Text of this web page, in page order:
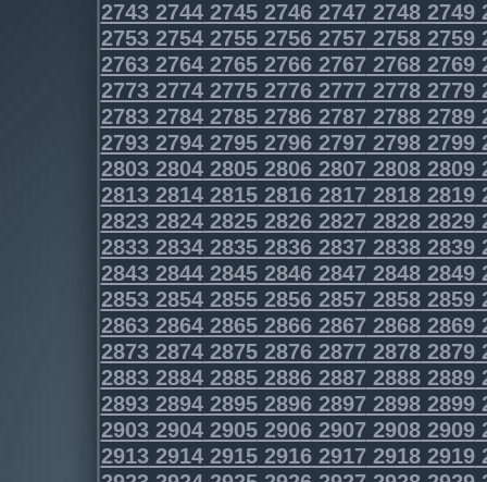
2743274427452746274727482749
2753275427552756275727582759
2763276427652766276727682769
2773277427752776277727782779
2783278427852786278727882789
2793279427952796279727982799
2803280428052806280728082809
2813281428152816281728182819
2823282428252826282728282829
2833283428352836283728382839
2843284428452846284728482849
2853285428552856285728582859
2863286428652866286728682869
2873287428752876287728782879
2883288428852886288728882889
2893289428952896289728982899
2903290429052906290729082909
2913291429152916291729182919